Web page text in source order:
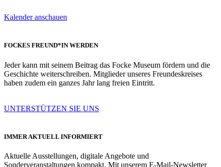
Kalender anschauen
FOCKES FREUND*IN WERDEN
Jeder kann mit seinem Beitrag das Focke Museum fördern und die
Geschichte weiterschreiben. Mitglieder unseres Freundeskreises
haben zudem ein ganzes Jahr lang freien Eintritt.
UNTERSTÜTZEN SIE UNS
IMMER AKTUELL INFORMIERT
Aktuelle Ausstellungen, digitale Angebote und
Sonderveranstaltungen kompakt. Mit unserem E-Mail-Newsletter